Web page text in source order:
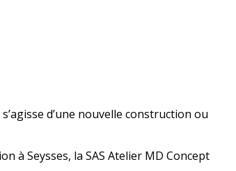
d’une nouvelle construction ou
à Seysses, la SAS Atelier MD Concept